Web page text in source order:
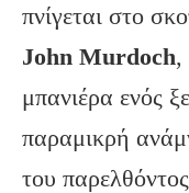
πνίγεται στο
John Murdoch,
μπανιέρα ενός
παραμικρή
του